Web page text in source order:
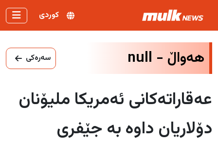
کوردی
هەواڵ - null سەرەکی
عەقاراتەکانی ئەمریکا ملیۆنان
دۆلاریان داوە بە جێفری